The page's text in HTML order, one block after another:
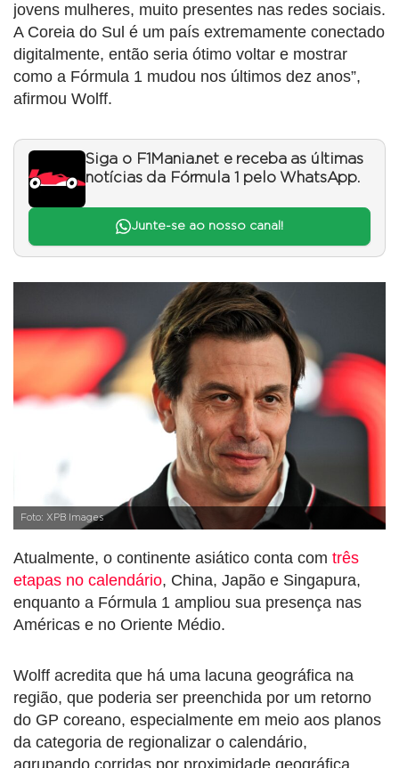
jovens mulheres, muito presentes nas redes sociais.
A Coreia do Sul é um país extremamente conectado
digitalmente, então seria ótimo voltar e mostrar
como a Fórmula 1 mudou nos últimos dez anos”,
afirmou Wolff.
Siga o F1Mania.net e receba as últimas
notícias da Fórmula 1 pelo WhatsApp.
Junte-se ao nosso canal!
Foto: XPB Images
Atualmente, o continente asiático conta com três
etapas no calendário, China, Japão e Singapura,
enquanto a Fórmula 1 ampliou sua presença nas
Américas e no Oriente Médio.
Wolff acredita que há uma lacuna geográfica na
região, que poderia ser preenchida por um retorno
do GP coreano, especialmente em meio aos planos
da categoria de regionalizar o calendário,